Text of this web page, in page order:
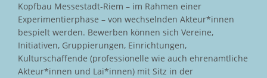
Kopfbau Messestadt-Riem – im Rahmen einer
Experimentierphase – von wechselnden Akteur*innen
bespielt werden. Bewerben können sich Vereine,
Initiativen, Gruppierungen, Einrichtungen,
Kulturschaffende (professionelle wie auch ehrenamtliche
Akteur*innen und Lai*innen) mit Sitz in der